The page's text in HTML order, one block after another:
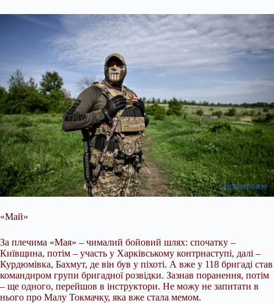
«Май»
За плечима «Мая» – чималий бойовий шлях: спочатку –
Київщина, потім – участь у Харківському контрнаступі, далі –
Курдюмівка, Бахмут, де він був у піхоті. А вже у 118 бригаді став
командиром групи бригадної розвідки. Зазнав поранення, потім
– ще одного, перейшов в інструктори. Не можу не запитати в
нього про Малу Токмачку, яка вже стала мемом.